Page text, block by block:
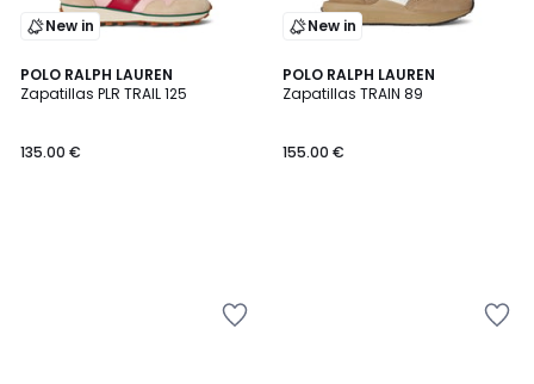
New in
POLO RALPH LAUREN
Zapatillas PLR TRAIL 125
135.00 €
New in
POLO RALPH LAUREN
Zapatillas TRAIN 89
155.00 €